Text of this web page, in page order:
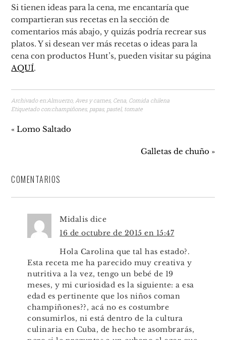
Si tienen ideas para la cena, me encantaría que
compartieran sus recetas en la sección de
comentarios más abajo, y quizás podría recrear sus
platos. Y si desean ver más recetas o ideas para la
cena con productos Hunt’s, pueden visitar su página
AQUÍ.
Archivado en:Almuerzo,Aves y carnes, Cena, Comida chilena
Etiquetado con:champiñones, papas, pastel, tomate
« Lomo Saltado
Galletas de chuño »
COMENTARIOS
Midalis dice
16 de octubre de 2015 en 15:47
Hola Carolina que tal has estado?.
Esta receta me ha parecido muy creativa y
nutritiva a la vez, tengo un bebé de 19
meses, y mi curiosidad es la siguiente: a esa
edad es pertinente que los niños coman
champiñones??, acá no es costumbre
consumirlos, ni está dentro de la cultura
culinaria en Cuba, de hecho te asombrarás,